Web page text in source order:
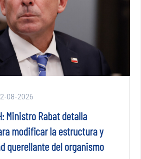
08-2026
Ministro Rabat detalla
modificar la estructura y
querellante del organismo